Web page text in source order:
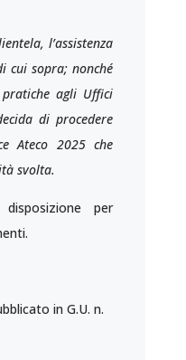
l’assistenza
cui sopra; nonché
agli Uffici
di procedere
Ateco 2025 che
svolta.
per
in G.U. n.